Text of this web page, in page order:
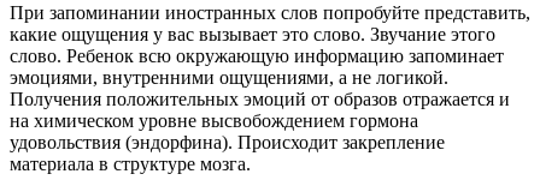
При запоминании иностранных слов попробуйте представить,
какие ощущения у вас вызывает это слово. Звучание этого
слово. Ребенок всю окружающую информацию запоминает
эмоциями, внутренними ощущениями, а не логикой.
Получения положительных эмоций от образов отражается и
на химическом уровне высвобождением гормона
удовольствия (эндорфина). Происходит закрепление
материала в структуре мозга.